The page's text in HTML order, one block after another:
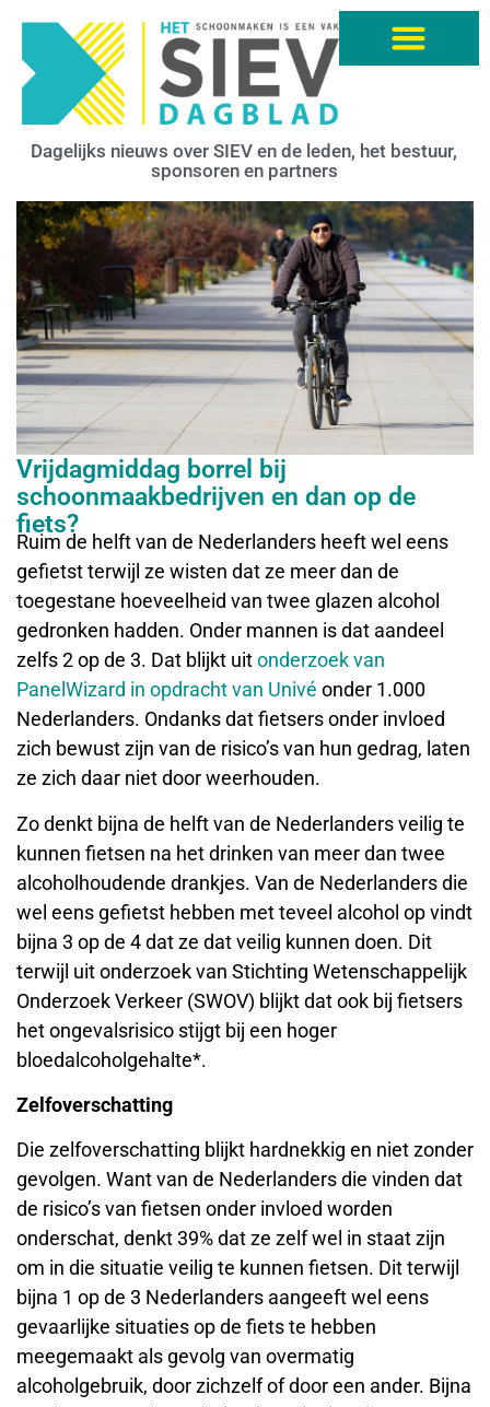
Dagelijks nieuws over SIEV en de leden, het bestuur,
sponsoren en partners
Vrijdagmiddag borrel bij
schoonmaakbedrijven en dan op de
fiets?
Ruim de helft van de Nederlanders heeft wel eens
gefietst terwijl ze wisten dat ze meer dan de
toegestane hoeveelheid van twee glazen alcohol
gedronken hadden. Onder mannen is dat aandeel
zelfs 2 op de 3. Dat blijkt uitonderzoek van
PanelWizard in opdracht van Univé onder 1.000
Nederlanders. Ondanks dat fietsers onder invloed
zich bewust zijn van de risico’s van hun gedrag, laten
ze zich daar niet door weerhouden.
Zo denkt bijna de helft van de Nederlanders veilig te
kunnen fietsen na het drinken van meer dan twee
alcoholhoudende drankjes. Van de Nederlanders die
wel eens gefietst hebben met teveel alcohol op vindt
bijna 3 op de 4 dat ze dat veilig kunnen doen. Dit
terwijl uit onderzoek van Stichting Wetenschappelijk
Onderzoek Verkeer (SWOV) blijkt dat ook bij fietsers
het ongevalsrisico stijgt bij een hoger
bloedalcoholgehalte*.
Zelfoverschatting
Die zelfoverschatting blijkt hardnekkig en niet zonder
gevolgen. Want van de Nederlanders die vinden dat
de risico’s van fietsen onder invloed worden
onderschat, denkt 39% dat ze zelf wel in staat zijn
om in die situatie veilig te kunnen fietsen. Dit terwijl
bijna 1 op de 3 Nederlanders aangeeft wel eens
gevaarlijke situaties op de fiets te hebben
meegemaakt als gevolg van overmatig
alcoholgebruik, door zichzelf of door een ander. Bijna